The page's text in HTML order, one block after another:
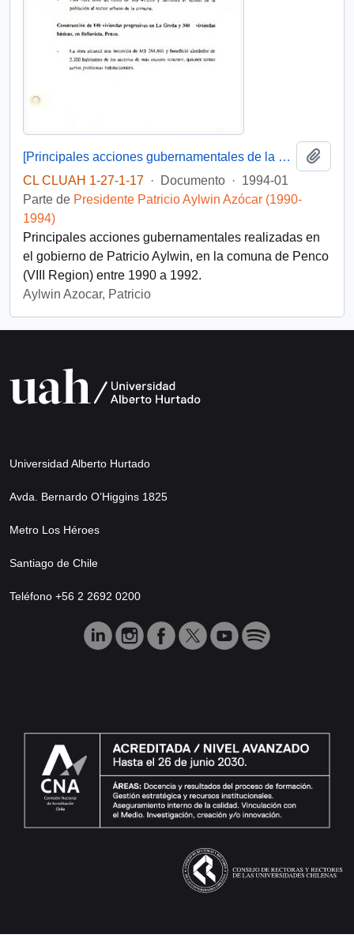
[Principales acciones gubernamentales de la comuna de Penco]
CL CLUAH 1-27-1-17 · Documento · 1994-01
Parte de Presidente Patricio Aylwin Azócar (1990-
1994)
Principales acciones gubernamentales realizadas en
el gobierno de Patricio Aylwin, en la comuna de Penco
(VIII Region) entre 1990 a 1992.
Aylwin Azocar, Patricio
Universidad Alberto Hurtado
Avda. Bernardo O’Higgins 1825
Metro Los Héroes
Santiago de Chile
Teléfono +56 2 2692 0200